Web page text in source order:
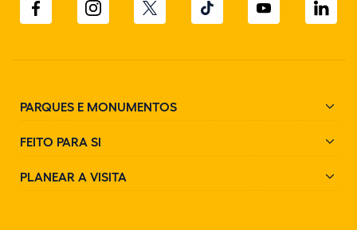
PARQUES E MONUMENTOS
FEITO PARA SI
PLANEAR A VISITA